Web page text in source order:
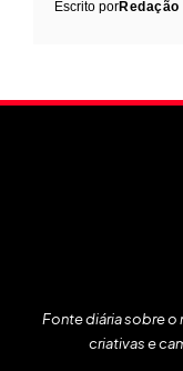
Escrito porRedação
Fonte diária sobre
criativas e